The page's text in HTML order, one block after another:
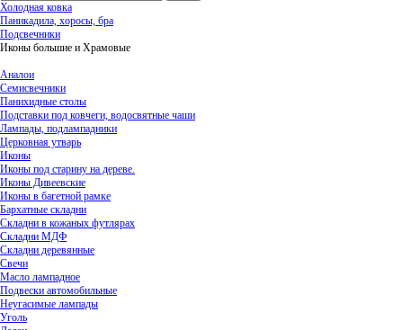
Холодная ковка
Паникадила, хоросы, бра
Подсвечники
Иконы большие и Храмовые
Аналои
Семисвечники
Панихидные столы
Подставки под ковчеги, водосвятные чаши
Лампады, подлампадники
Церковная утварь
Иконы
Иконы под старину на дереве.
Иконы Дивеевские
Иконы в багетной рамке
Бархатные складни
Складни в кожаных футлярах
Складни МДФ
Складни деревянные
Свечи
Масло лампадное
Подвески автомобильные
Неугасимые лампады
Уголь